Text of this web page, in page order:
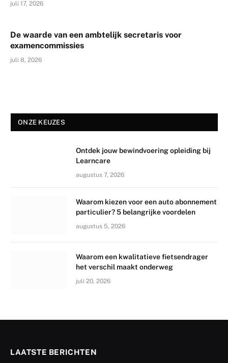
juli 17, 2026
De waarde van een ambtelijk secretaris voor
examencommissies
juli 8, 2026
ONZE KEUZES
Ontdek jouw bewindvoering opleiding bij
Learncare
augustus 7, 2026
Waarom kiezen voor een auto abonnement
particulier? 5 belangrijke voordelen
augustus 5, 2026
Waarom een kwalitatieve fietsendrager
het verschil maakt onderweg
juli 20, 2026
LAATSTE BERICHTEN